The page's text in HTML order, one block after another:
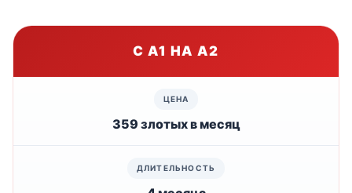
С А1 НА А2
359 злотых в месяц